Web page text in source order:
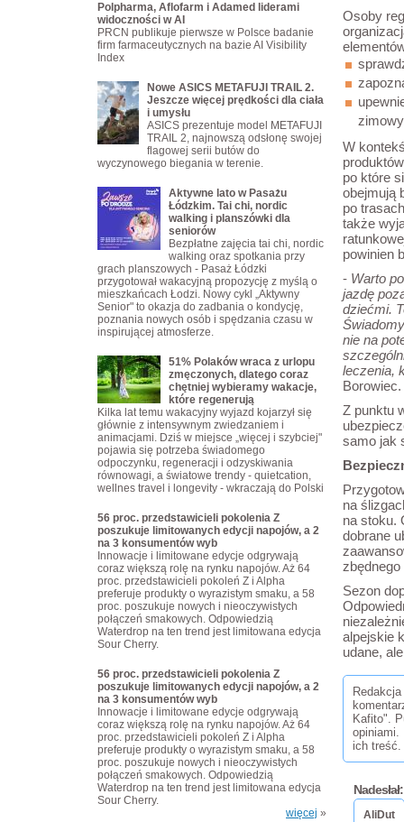
Osoby
W
po które
obejmują
po
także
powinien
- Warto
jazdę
dziećmi.
nie na
leczenia,
Borowiec.
Z punktu
samo jak
na
na stoku.
dobrane
Sezon
alpejskie
udane,
Kafito".
opiniami.
ich treść.
Nadesłał:
AliDut
Polpharma, Aflofarm i Adamed liderami
widoczności w AI
PRCN publikuje pierwsze w Polsce badanie
firm farmaceutycznych na bazie AI Visibility
Index
Nowe ASICS METAFUJI TRAIL 2.
Jeszcze więcej prędkości dla ciała
i umysłu
ASICS prezentuje model METAFUJI
TRAIL 2, najnowszą odsłonę swojej
flagowej serii butów do
wyczynowego biegania w terenie.
Aktywne lato w Pasażu
Łódzkim. Tai chi, nordic
walking i planszówki dla
seniorów
Bezpłatne zajęcia tai chi, nordic
walking oraz spotkania przy
grach planszowych - Pasaż Łódzki
przygotował wakacyjną propozycję z myślą o
mieszkańcach Łodzi. Nowy cykl „Aktywny
Senior" to okazja do zadbania o kondycję,
poznania nowych osób i spędzania czasu w
inspirującej atmosferze.
51% Polaków wraca z urlopu
zmęczonych, dlatego coraz
chętniej wybieramy wakacje,
które regenerują
Kilka lat temu wakacyjny wyjazd kojarzył się
głównie z intensywnym zwiedzaniem i
animacjami. Dziś w miejsce „więcej i szybciej"
pojawia się potrzeba świadomego
odpoczynku, regeneracji i odzyskiwania
równowagi, a światowe trendy - quietcation,
wellnes travel i longevity - wkraczają do Polski
56 proc. przedstawicieli pokolenia Z
poszukuje limitowanych edycji napojów, a 2
na 3 konsumentów wyb
Innowacje i limitowane edycje odgrywają
coraz większą rolę na rynku napojów. Aż 64
proc. przedstawicieli pokoleń Z i Alpha
preferuje produkty o wyrazistym smaku, a 58
proc. poszukuje nowych i nieoczywistych
połączeń smakowych. Odpowiedzią
Waterdrop na ten trend jest limitowana edycja
Sour Cherry.
56 proc. przedstawicieli pokolenia Z
poszukuje limitowanych edycji napojów, a 2
na 3 konsumentów wyb
Innowacje i limitowane edycje odgrywają
coraz większą rolę na rynku napojów. Aż 64
proc. przedstawicieli pokoleń Z i Alpha
preferuje produkty o wyrazistym smaku, a 58
proc. poszukuje nowych i nieoczywistych
połączeń smakowych. Odpowiedzią
Waterdrop na ten trend jest limitowana edycja
Sour Cherry.
więcej »